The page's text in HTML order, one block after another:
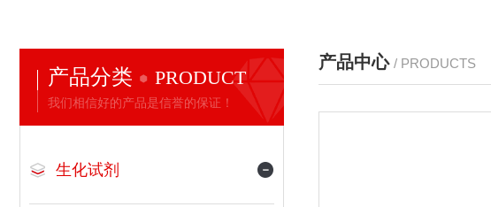
产品分类 PRODUCT
我们相信好的产品是信誉的保证！
生化试剂
产品中心 / PRODUCTS